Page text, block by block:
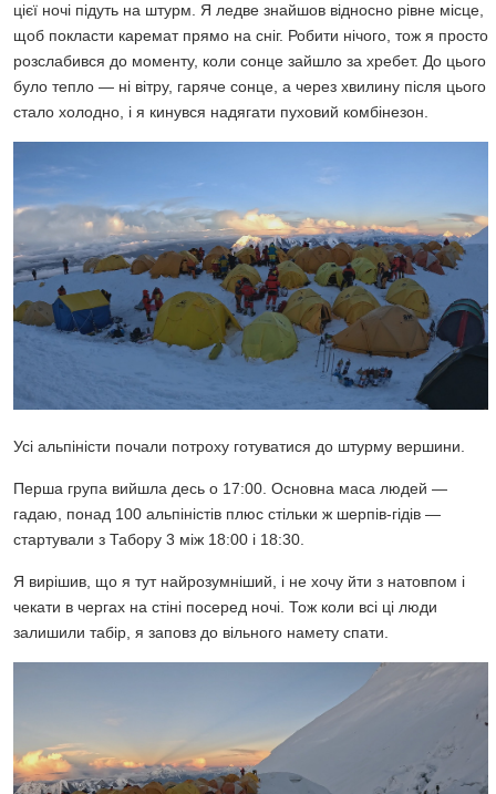
цієї ночі підуть на штурм. Я ледве знайшов відносно рівне місце,
щоб покласти каремат прямо на сніг. Робити нічого, тож я просто
розслабився до моменту, коли сонце зайшло за хребет. До цього
було тепло — ні вітру, гаряче сонце, а через хвилину після цього
стало холодно, і я кинувся надягати пуховий комбінезон.
Усі альпіністи почали потроху готуватися до штурму вершини.
Перша група вийшла десь о 17:00. Основна маса людей —
гадаю, понад 100 альпіністів плюс стільки ж шерпів-гідів —
стартували з Табору 3 між 18:00 і 18:30.
Я вирішив, що я тут найрозумніший, і не хочу йти з натовпом і
чекати в чергах на стіні посеред ночі. Тож коли всі ці люди
залишили табір, я заповз до вільного намету спати.